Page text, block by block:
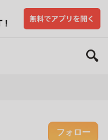
フォロー